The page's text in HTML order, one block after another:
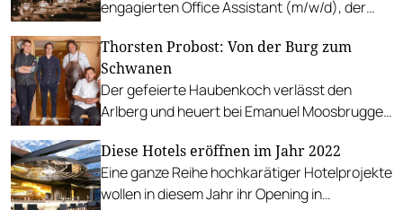
engagierten Office Assistant (m/w/d), der
Verbreitung der kulinarischen Erlebnisse in
Österreich unterstützt.
Thorsten Probost: Von der Burg zum
Schwanen
Der gefeierte Haubenkoch verlässt den
Arlberg und heuert bei Emanuel Moosbrugger
Diese Hotels eröffnen im Jahr 2022
Eine ganze Reihe hochkarätiger Hotelprojekte
wollen in diesem Jahr ihr Opening in